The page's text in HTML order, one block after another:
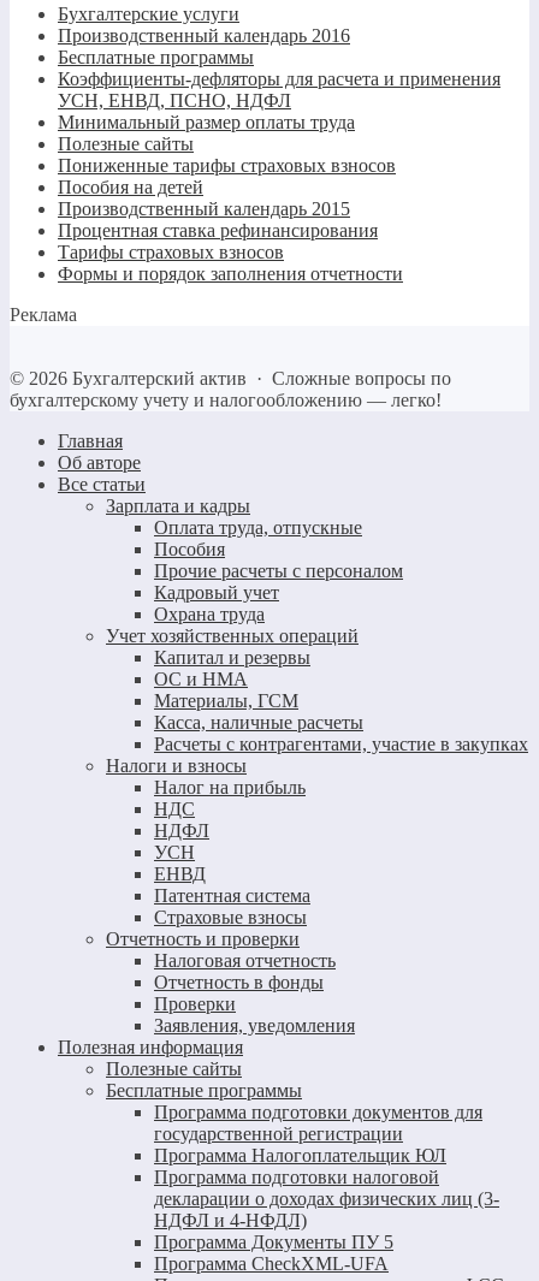
Бухгалтерские услуги
Производственный календарь 2016
Бесплатные программы
Коэффициенты-дефляторы для расчета и применения
УСН, ЕНВД, ПСНО, НДФЛ
Минимальный размер оплаты труда
Полезные сайты
Пониженные тарифы страховых взносов
Пособия на детей
Производственный календарь 2015
Процентная ставка рефинансирования
Тарифы страховых взносов
Формы и порядок заполнения отчетности
Реклама
© 2026 Бухгалтерский актив · Сложные вопросы по
бухгалтерскому учету и налогообложению — легко!
Главная
Об авторе
Все статьи
Зарплата и кадры
Оплата труда, отпускные
Пособия
Прочие расчеты с персоналом
Кадровый учет
Охрана труда
Учет хозяйственных операций
Капитал и резервы
ОС и НМА
Материалы, ГСМ
Касса, наличные расчеты
Расчеты с контрагентами, участие в закупках
Налоги и взносы
Налог на прибыль
НДС
НДФЛ
УСН
ЕНВД
Патентная система
Страховые взносы
Отчетность и проверки
Налоговая отчетность
Отчетность в фонды
Проверки
Заявления, уведомления
Полезная информация
Полезные сайты
Бесплатные программы
Программа подготовки документов для
государственной регистрации
Программа Налогоплательщик ЮЛ
Программа подготовки налоговой
декларации о доходах физических лиц (3-
НДФЛ и 4-НФДЛ)
Программа Документы ПУ 5
Программа CheckXML-UFA